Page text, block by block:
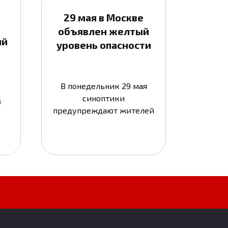
29 мая в Москве
объявлен желтый
уровень опасности
В понедельник 29 мая
синоптики
предупреждают жителей